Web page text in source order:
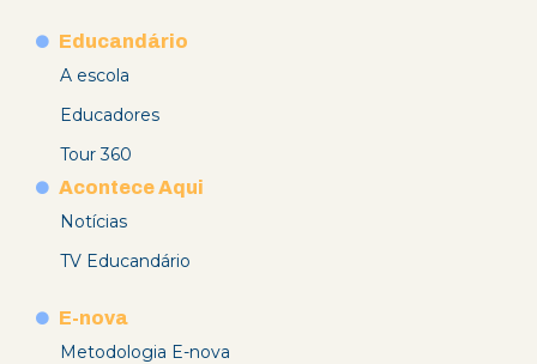
Educandário
A escola
Educadores
Tour 360
Acontece Aqui
Notícias
TV Educandário
E-nova
Metodologia E-nova